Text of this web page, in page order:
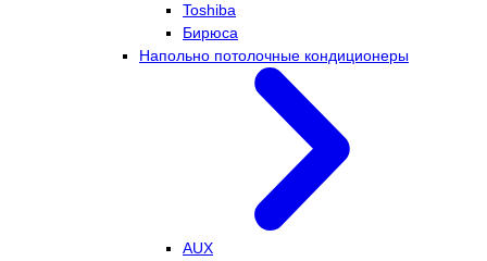
Toshiba
Бирюса
Напольно потолочные кондиционеры
AUX